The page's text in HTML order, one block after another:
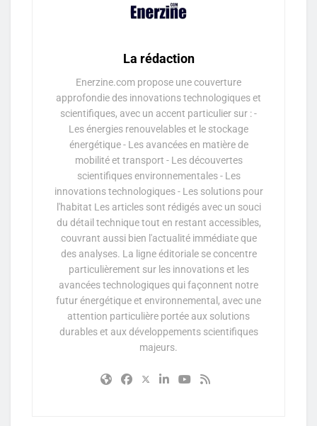
La rédaction
Enerzine.com propose une couverture
approfondie des innovations technologiques et
scientifiques, avec un accent particulier sur : -
Les énergies renouvelables et le stockage
énergétique - Les avancées en matière de
mobilité et transport - Les découvertes
scientifiques environnementales - Les
innovations technologiques - Les solutions pour
l'habitat Les articles sont rédigés avec un souci
du détail technique tout en restant accessibles,
couvrant aussi bien l'actualité immédiate que
des analyses. La ligne éditoriale se concentre
particulièrement sur les innovations et les
avancées technologiques qui façonnent notre
futur énergétique et environnemental, avec une
attention particulière portée aux solutions
durables et aux développements scientifiques
majeurs.